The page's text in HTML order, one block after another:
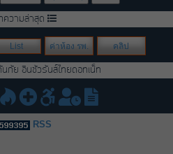
ความล่าสุด
List ค่าห้อง รพ. คลิป
นภัย อินชัวรันส์ไทยดอทเน็ท
RSS